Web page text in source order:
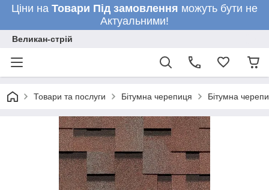
Ціни на Товари Під замовлення можуть бути не
Актуальними!
Великан-стрій
Товари та послуги Бітумна черепиця Бітумна